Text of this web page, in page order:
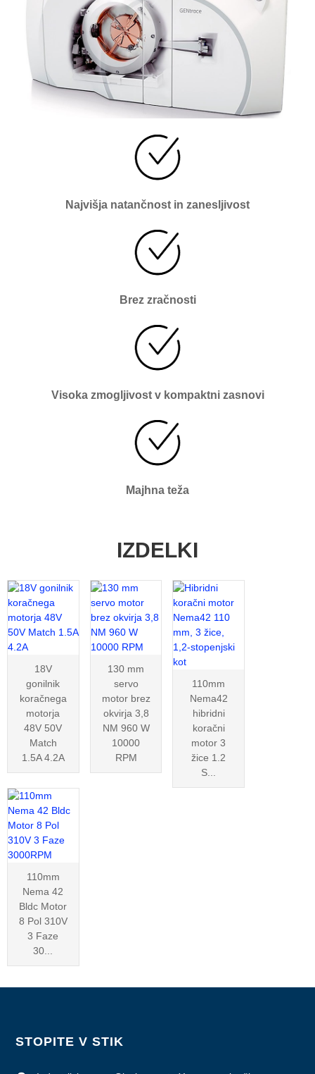
Najvišja natančnost in zanesljivost
Brez zračnosti
Visoka zmogljivost v kompaktni zasnovi
Majhna teža
IZDELKI
18V
gonilnik
koračnega
motorja
48V 50V
Match
1.5A 4.2A
130 mm
servo
motor brez
okvirja 3,8
NM 960 W
10000
RPM
110mm
Nema42
hibridni
koračni
motor 3
žice 1.2
S...
110mm
Nema 42
Bldc Motor
8 Pol 310V
3 Faze
30...
STOPITE V STIK